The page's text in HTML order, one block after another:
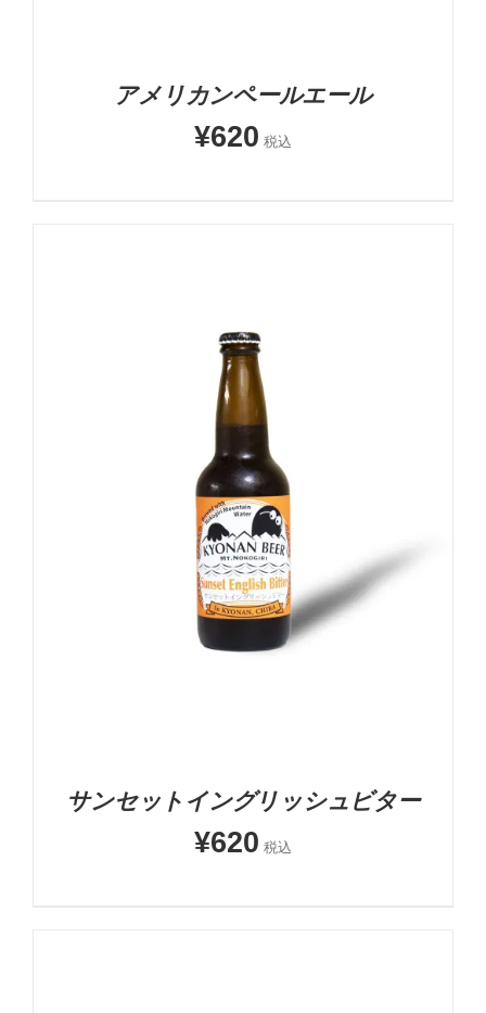
アメリカンペールエール
¥620 税込
お買い物カゴに追加
詳細
サンセットイングリッシュビター
¥620 税込